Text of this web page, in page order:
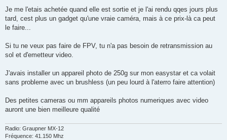
Je me l'etais achetée quand elle est sortie et je l'ai rendu qqes jours plus
tard, cest plus un gadget qu'une vraie caméra, mais à ce prix-là ca peut
le faire...
Si tu ne veux pas faire de FPV, tu n'a pas besoin de retransmission au
sol et d'emetteur video.
J'avais installer un appareil photo de 250g sur mon easystar et ca volait
sans probleme avec un brushless (un peu lourd à l'aterro faire attention)
Des petites cameras ou mm appareils photos numeriques avec video
auront une bien meilleure qualité
Radio: Graupner MX-12
Fréquence: 41.150 Mhz